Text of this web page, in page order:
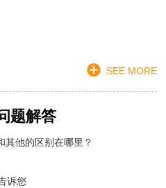
SEE MORE
题解答
其他的区别在哪里？
诉您